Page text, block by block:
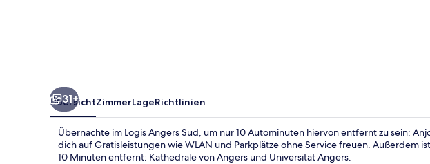
31+
ÜbersichtZimmerLageRichtlinien
Übernachte im Logis Angers Sud, um nur 10 Autominuten hiervon entfernt zu sein:
dich auf Gratisleistungen wie WLAN und Parkplätze ohne Service freuen. Außerdem
10 Minuten entfernt: Kathedrale von Angers und Universität Angers.